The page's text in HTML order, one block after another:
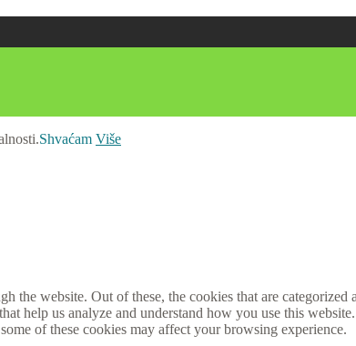
Shvaćam Više
website. Out of these, the cookies that are categorized
help us analyze and understand how you use this
of these cookies may affect your browsing experience.